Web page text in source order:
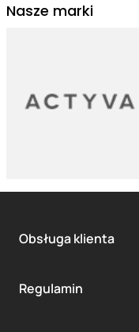
Nasze marki
Obsługa klienta
Regulamin